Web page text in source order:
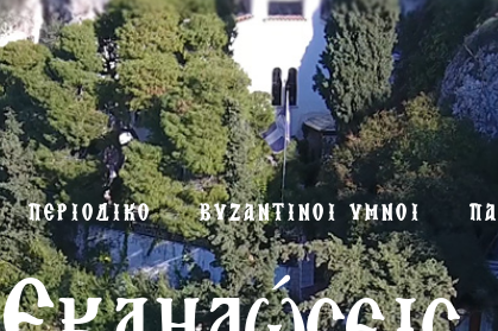
ΠΕΡΙΟΔΙΚΟ ΒΥΖΑΝΤΙΝΟΙ ΥΜΝΟΙ